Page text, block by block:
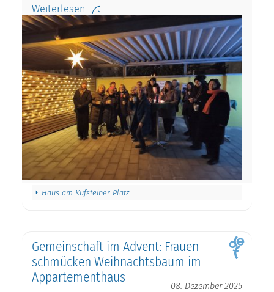
Weiterlesen
Haus am Kufsteiner Platz
Gemeinschaft im Advent: Frauen
schmücken Weihnachtsbaum im
Appartementhaus
08. Dezember 2025